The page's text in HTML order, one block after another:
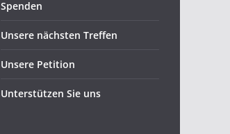
Spenden
Unsere nächsten Treffen
Unsere Petition
Unterstützen Sie uns